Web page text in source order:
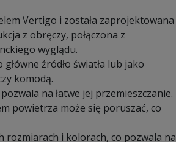
Vertigo i została zaprojektowana
z obręczy, połączona z
wyglądu.
źródło światła lub jako
komodą.
na łatwe jej przemieszczanie.
powietrza może się poruszać, co
rozmiarach i kolorach, co pozwala na